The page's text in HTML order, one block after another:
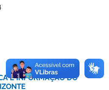
E INFORMAÇÃO DO